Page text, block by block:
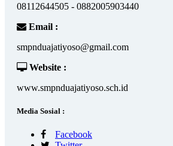
08112644505 - 0882005903440
Email :
smpnduajatiyoso@gmail.com
Website :
www.smpnduajatiyoso.sch.id
Media Sosial :
Facebook